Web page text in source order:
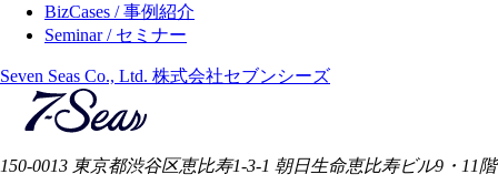
BizCases / 事例紹介
Seminar / セミナー
Seven Seas Co., Ltd. 株式会社セブンシーズ
150-0013 東京都渋谷区恵比寿1-3-1 朝日生命恵比寿ビル9・11階